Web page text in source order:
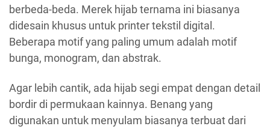
berbeda-beda. Merek hijab ternama ini biasanya
didesain khusus untuk printer tekstil digital.
Beberapa motif yang paling umum adalah motif
bunga, monogram, dan abstrak.
Agar lebih cantik, ada hijab segi empat dengan detail
bordir di permukaan kainnya. Benang yang
digunakan untuk menyulam biasanya terbuat dari